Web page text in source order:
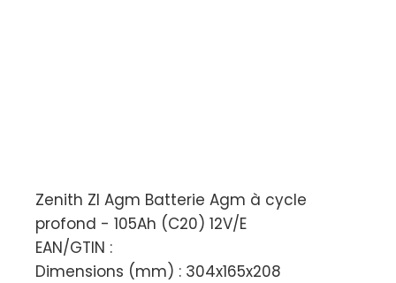
Zenith Zl Agm Batterie Agm à cycle
profond - 105Ah (C20) 12V/E
EAN/GTIN :
Dimensions (mm) : 304x165x208